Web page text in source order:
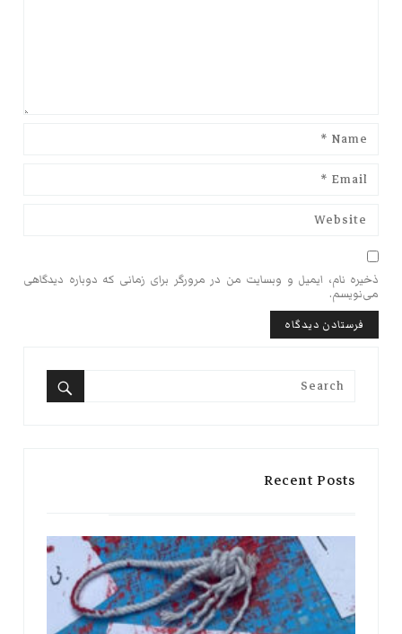
ذخیره نام، ایمیل و وبسایت من در مرورگر برای زمانی که دوباره دیدگاهی
می‌نویسم.
Search
Recent Posts